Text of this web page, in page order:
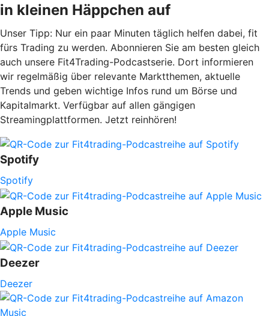
in kleinen Häppchen auf
Unser Tipp: Nur ein paar Minuten täglich helfen dabei, fit
fürs Trading zu werden. Abonnieren Sie am besten gleich
auch unsere Fit4Trading-Podcastserie. Dort informieren
wir regelmäßig über relevante Marktthemen, aktuelle
Trends und geben wichtige Infos rund um Börse und
Kapitalmarkt. Verfügbar auf allen gängigen
Streamingplattformen. Jetzt reinhören!
Spotify
Spotify
Apple Music
Apple Music
Deezer
Deezer